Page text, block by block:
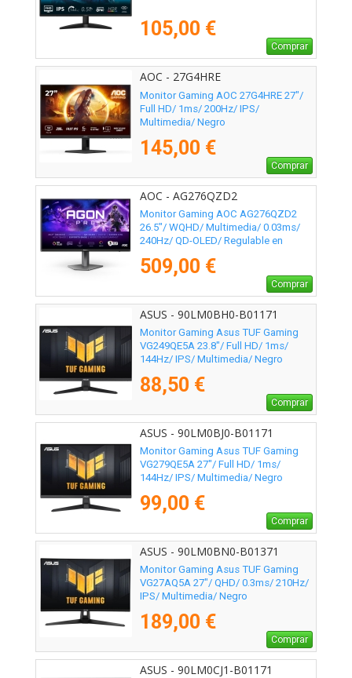
105,00 €
Comprar
AOC - 27G4HRE
Monitor Gaming AOC 27G4HRE 27"/
Full HD/ 1ms/ 200Hz/ IPS/
Multimedia/ Negro
145,00 €
Comprar
AOC - AG276QZD2
Monitor Gaming AOC AG276QZD2
26.5"/ WQHD/ Multimedia/ 0.03ms/
240Hz/ QD-OLED/ Regulable en
509,00 €
Comprar
ASUS - 90LM0BH0-B01171
Monitor Gaming Asus TUF Gaming
VG249QE5A 23.8"/ Full HD/ 1ms/
144Hz/ IPS/ Multimedia/ Negro
88,50 €
Comprar
ASUS - 90LM0BJ0-B01171
Monitor Gaming Asus TUF Gaming
VG279QE5A 27"/ Full HD/ 1ms/
144Hz/ IPS/ Multimedia/ Negro
99,00 €
Comprar
ASUS - 90LM0BN0-B01371
Monitor Gaming Asus TUF Gaming
VG27AQ5A 27"/ QHD/ 0.3ms/ 210Hz/
IPS/ Multimedia/ Negro
189,00 €
Comprar
ASUS - 90LM0CJ1-B01171